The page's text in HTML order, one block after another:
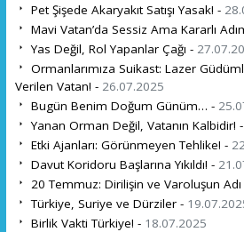
Pet Şişede Akaryakıt Satışı Yasak! -
Mavi Vatan’da Sessiz Ama Kararlı
Yas Değil, Rol Yapanlar Çağı -
Ormanlarımıza Suikast: Lazer
Verilen Vatan! - 26.07.2025
Bugün Benim Doğum Günüm… -
Yanan Orman Değil, Vatanın Kalbidir! -
Etki Ajanları: Görünmeyen Tehlike! -
Davut Koridoru Başlarına Yıkıldı! -
20 Temmuz: Dirilişin ve Varoluşun Adı
Türkiye, Suriye ve Dürziler -
Birlik Vakti Türkiye! - 18.07.2025